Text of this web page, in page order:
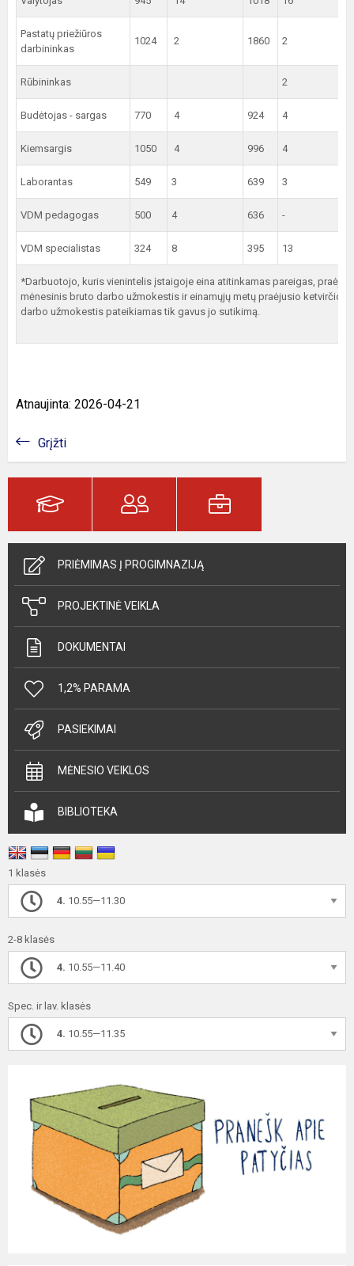
Pastatų priežiūros
darbininkas
1024 2 1860 2
Rūbininkas 2
Budėtojas - sargas 770 4 924 4
Kiemsargis 1050 4 996 4
Laborantas 549 3 639 3
VDM pedagogas 500 4 636 -
VDM specialistas 324 8 395 13
*Darbuotojo, kuris vienintelis įstaigoje eina atitinkamas pareigas,
mėnesinis bruto darbo užmokestis ir einamųjų metų praėjusio ketvirčio
darbo užmokestis pateikiamas tik gavus jo sutikimą.
Atnaujinta: 2026-04-21
Grįžti
PRIĖMIMAS Į PROGIMNAZIJĄ
PROJEKTINĖ VEIKLA
DOKUMENTAI
1,2% PARAMA
PASIEKIMAI
MĖNESIO VEIKLOS
BIBLIOTEKA
1 klasės
4. 10.55—11.30
2-8 klasės
4. 10.55—11.40
Spec. ir lav. klasės
4. 10.55—11.35